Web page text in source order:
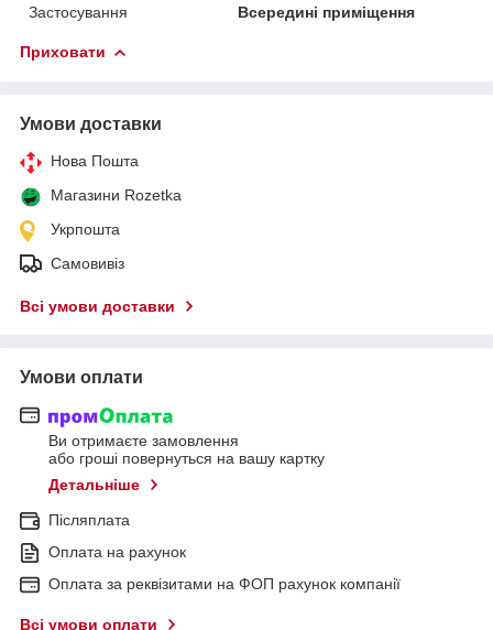
Застосування
Всередині приміщення
Приховати
Умови доставки
Нова Пошта
Магазини Rozetka
Укрпошта
Самовивіз
Всі умови доставки
Умови оплати
Ви отримаєте замовлення
або гроші повернуться на вашу картку
Детальніше
Післяплата
Оплата на рахунок
Оплата за реквізитами на ФОП рахунок компанії
Всі умови оплати